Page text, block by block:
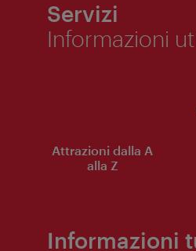
Servizi
Informazioni
Attrazioni dalla A
alla Z
Informazioni